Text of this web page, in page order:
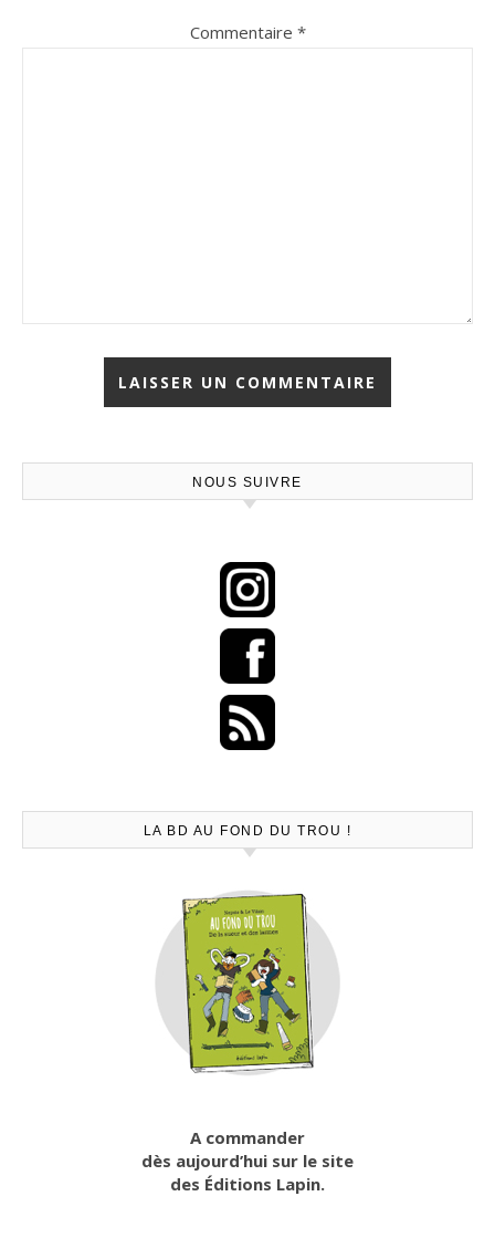
Commentaire *
NOUS SUIVRE
LA BD AU FOND DU TROU !
A commander
dès aujourd’hui sur le site
des Éditions Lapin.